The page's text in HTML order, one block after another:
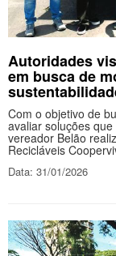
Autoridades
em busca de
Com o objetivo de
avaliar soluções
vereador Belão
Recicláveis
Data: 31/01/2026